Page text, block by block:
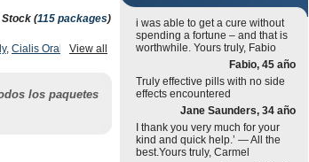
(115 packages)
View all
, Cialis Oral Jelly
Plus,Zenegra,
los paquetes
i was able to get a cure without
spending a fortune – and that is
worthwhile. Yours truly, Fabio
Fabio, 45 año
Truly effective pills with no side
effects encountered
Jane Saunders, 34 año
I thank you very much for your
kind and quick help.’ — All the
best.Yours truly, Carmel